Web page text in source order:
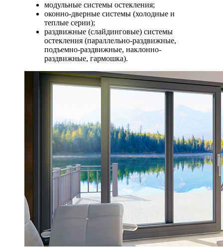
модульные системы остекления;
оконно-дверные системы (холодные и
теплые серии);
раздвижные (слайдинговые) системы
остекления (параллельно-раздвижные,
подъемно-раздвижные, наклонно-
раздвижные, гармошка).